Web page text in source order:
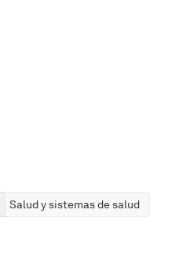
Salud y sistemas de salud